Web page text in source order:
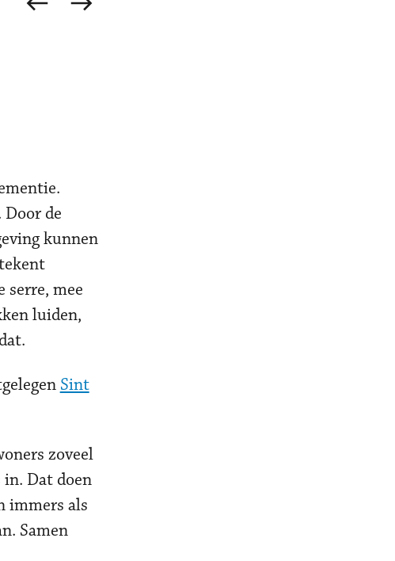
Vorige Volgende
Door de
kunnen
serre, mee
luiden,
Sint
zoveel
Dat doen
immers als
Samen